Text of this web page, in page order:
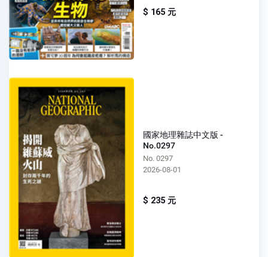
$ 165 元
國家地理雜誌中文版 -
No.0297
No. 0297
2026-08-01
$ 235 元